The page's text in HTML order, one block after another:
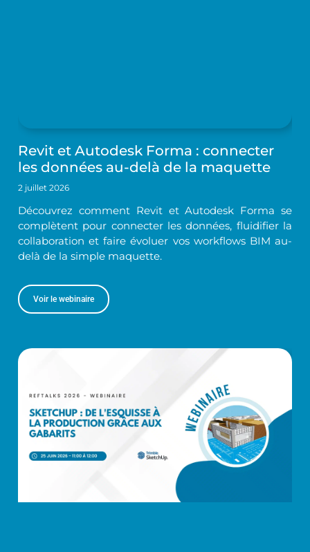
Revit et Autodesk Forma : connecter
les données au-delà de la maquette
2 juillet 2026
Découvrez comment Revit et Autodesk Forma se
complètent pour connecter les données, fluidifier la
collaboration et faire évoluer vos workflows BIM au-
delà de la simple maquette.
Voir le webinaire